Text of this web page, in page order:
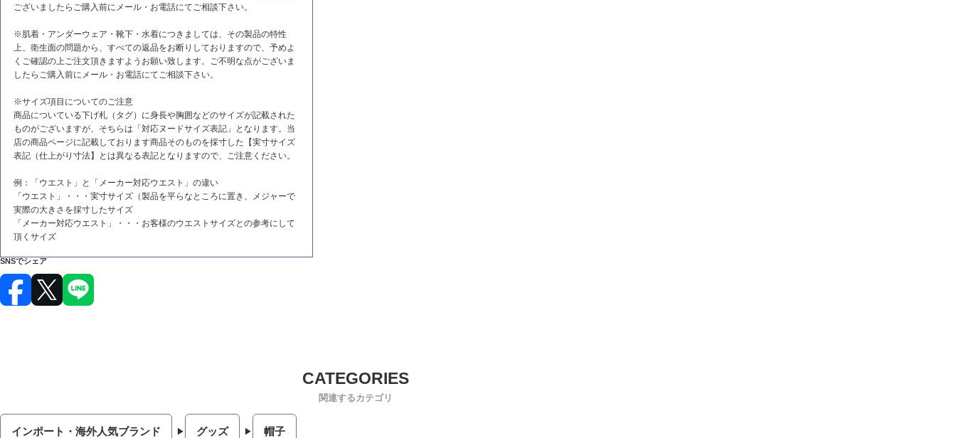
ございましたらご購入前にメール・お電話にてご相談下さい。
※肌着・アンダーウェア・靴下・水着につきましては、その製品の特性
上、衛生面の問題から、すべての返品をお断りしておりますので、予めよ
くご確認の上ご注文頂きますようお願い致します。ご不明な点がございま
したらご購入前にメール・お電話にてご相談下さい。
※サイズ項目についてのご注意
商品についている下げ札（タグ）に身長や胸囲などのサイズが記載された
ものがございますが、そちらは「対応ヌードサイズ表記」となります。当
店の商品ページに記載しております商品そのものを採寸した【実寸サイズ
表記（仕上がり寸法】とは異なる表記となりますので、ご注意ください。
例：「ウエスト」と「メーカー対応ウエスト」の違い
「ウエスト」・・・実寸サイズ（製品を平らなところに置き、メジャーで
実際の大きさを採寸したサイズ
「メーカー対応ウエスト」・・・お客様のウエストサイズとの参考にして
頂くサイズ
SNSでシェア
関連するカテゴリ
インポート・海外人気ブランド グッズ 帽子